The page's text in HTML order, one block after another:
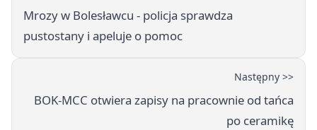
Mrozy w Bolesławcu - policja sprawdza
pustostany i apeluje o pomoc
Następny >>
BOK-MCC otwiera zapisy na pracownie od tańca
po ceramikę